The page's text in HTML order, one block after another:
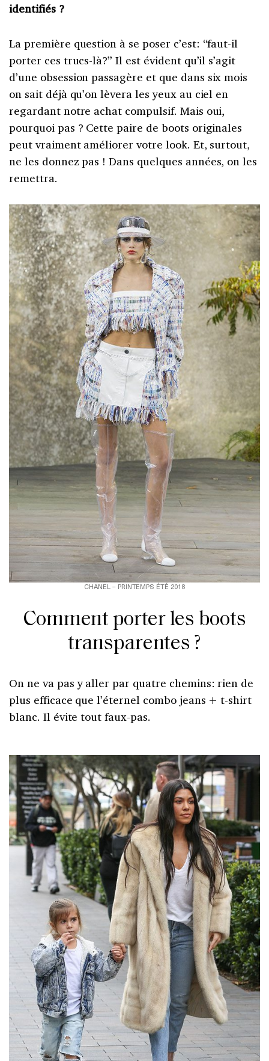
identifiés ?
La première question à se poser c’est: “faut-il
porter ces trucs-là?” Il est évident qu’il s’agit
d’une obsession passagère et que dans six mois
on sait déjà qu’on lèvera les yeux au ciel en
regardant notre achat compulsif. Mais oui,
pourquoi pas ? Cette paire de boots originales
peut vraiment améliorer votre look. Et, surtout,
ne les donnez pas ! Dans quelques années, on les
remettra.
CHANEL – PRINTEMPS ÉTÉ 2018
Comment porter les boots
transparentes ?
On ne va pas y aller par quatre chemins: rien de
plus efficace que l’éternel combo jeans + t-shirt
blanc. Il évite tout faux-pas.